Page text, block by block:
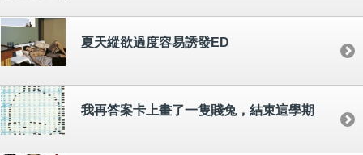
夏天縱欲過度容易誘發ED
我再答案卡上畫了一隻賤兔，結束這學期